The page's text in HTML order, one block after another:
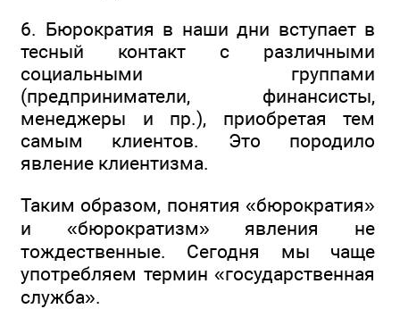
6. Бюрократия в наши дни вступает в
тесный контакт с различными
социальными группами
(предприниматели, финансисты,
менеджеры и пр.), приобретая тем
самым клиентов. Это породило
явление клиентизма.
Таким образом, понятия «бюрократия»
и «бюрократизм» явления не
тождественные. Сегодня мы чаще
употребляем термин «государственная
служба».